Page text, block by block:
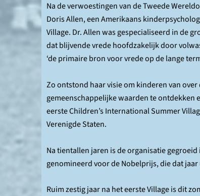
Na de verwoestingen van de Tweede
Doris Allen, een Amerikaans
Village. Dr. Allen was gespecialiseerd in de
dat blijvende vrede hoofdzakelijk door
‘de primaire bron voor vrede op de lange
Zo ontstond haar visie om kinderen van
gemeenschappelijke waarden te
eerste Children’s International Summer
Verenigde Staten.
Na tientallen jaren is de organisatie
genomineerd voor de Nobelprijs, die dat
Ruim zestig jaar na het eerste Village is dit